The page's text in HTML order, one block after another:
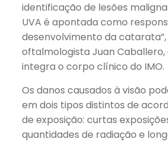
identificação de lesões
UVA é apontada como
desenvolvimento da
oftalmologista Juan
integra o corpo clínico do IMO.
Os danos causados à visão
em dois tipos distintos de
de exposição: curtas
quantidades de radiação e